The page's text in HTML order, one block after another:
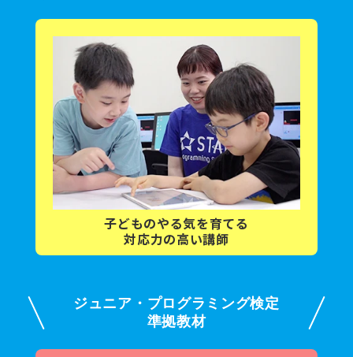
子どものやる気を育てる
対応力の高い講師
ジュニア・プログラミング検定
準拠教材